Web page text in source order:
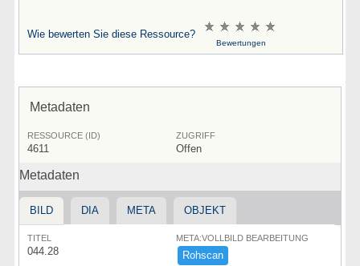
Wie bewerten Sie diese Ressource?
Bewertungen
Metadaten
RESSOURCE (ID)
4611
ZUGRIFF
Offen
Metadaten
BILD DIA META OBJEKT
TITEL
044.28
META:VOLLBILD BEARBEITUNG
Rohscan